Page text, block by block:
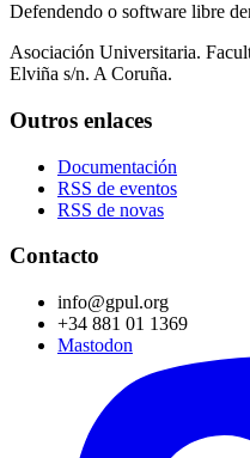
Defendendo o software libre
Asociación Universitaria.
Elviña s/n. A Coruña.
Outros enlaces
Documentación
RSS de eventos
RSS de novas
Contacto
info@gpul.org
+34 881 01 1369
Mastodon